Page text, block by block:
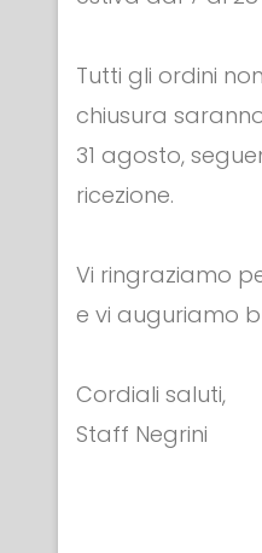
RICAMBI &
Gruppo 3
Categorie
Tutti gli ordini
chiusura
31 agosto,
ricezione.
Vi ringraziamo
e vi auguriamo
Cordiali saluti,
Staff Negrini